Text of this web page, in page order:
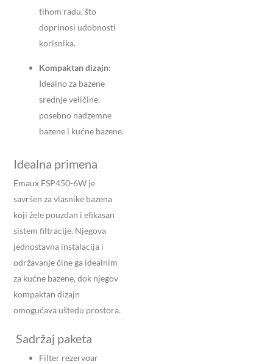
tihom radu, što
doprinosi udobnosti
korisnika.
Kompaktan dizajn:
Idealno za bazene
srednje veličine,
posebno nadzemne
bazene i kućne bazene.
Idealna primena
Emaux FSP450-6W je
savršen za vlasnike bazena
koji žele pouzdan i efikasan
sistem filtracije. Njegova
jednostavna instalacija i
održavanje čine ga idealnim
za kućne bazene, dok njegov
kompaktan dizajn
omogućava uštedu prostora.
Sadržaj paketa
Filter rezervoar